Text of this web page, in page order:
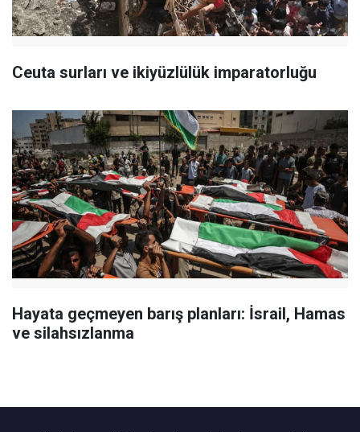
Ceuta surları ve ikiyüzlülük imparatorluğu
Hayata geçmeyen barış planları: İsrail, Hamas
ve silahsızlanma